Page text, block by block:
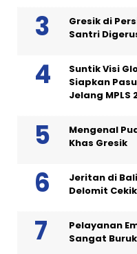
Gresik di
Santri
Suntik Visi
Siapkan
Jelang MPLS
Mengenal
Khas Gresik
Jeritan di
Delomit
Pelayanan
Sangat Buruk